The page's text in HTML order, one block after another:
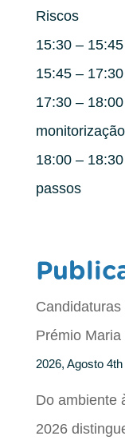
Riscos
15:30 –
15:45 –
17:30 –
18:00 –
passos
Prémio
2026, Agosto 4th
Do ambiente
2026